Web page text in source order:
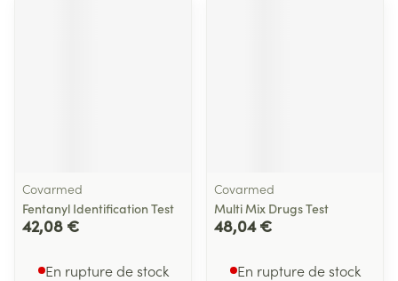
Covarmed
Fentanyl Identification Test
42,08 €
En rupture de stock
Covarmed
Multi Mix Drugs Test
48,04 €
En rupture de stock